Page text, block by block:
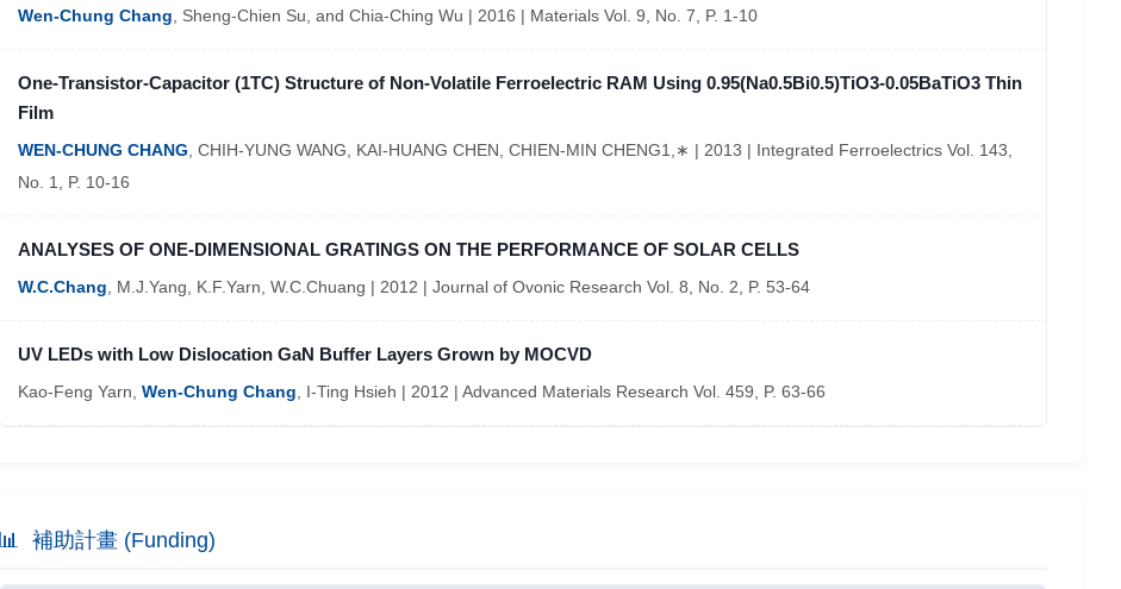
Wen-Chung Chang, Sheng-Chien Su, and Chia-Ching Wu | 2016 | Materials Vol. 9, No. 7, P. 1-10
One-Transistor-Capacitor (1TC) Structure of Non-Volatile Ferroelectric RAM Using 0.95(Na0.5Bi0.5)TiO3-0.05BaTiO3 Thin
Film
WEN-CHUNG CHANG, CHIH-YUNG WANG, KAI-HUANG CHEN, CHIEN-MIN CHENG1,∗ | 2013 | Integrated Ferroelectrics Vol. 143,
No. 1, P. 10-16
ANALYSES OF ONE-DIMENSIONAL GRATINGS ON THE PERFORMANCE OF SOLAR CELLS
W.C.Chang, M.J.Yang, K.F.Yarn, W.C.Chuang | 2012 | Journal of Ovonic Research Vol. 8, No. 2, P. 53-64
UV LEDs with Low Dislocation GaN Buffer Layers Grown by MOCVD
Kao-Feng Yarn, Wen-Chung Chang, I-Ting Hsieh | 2012 | Advanced Materials Research Vol. 459, P. 63-66
📊 補助計畫 (Funding)